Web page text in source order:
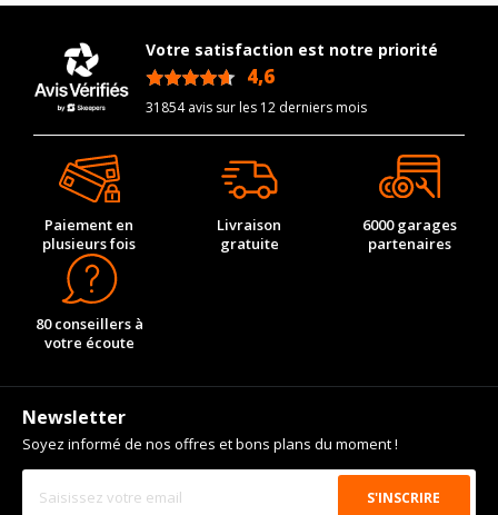
Votre satisfaction est notre priorité
4,6
31854 avis sur les 12 derniers mois
Paiement en
plusieurs fois
Livraison
gratuite
6000 garages
partenaires
80 conseillers à
votre écoute
Newsletter
Soyez informé de nos offres et bons plans du moment !